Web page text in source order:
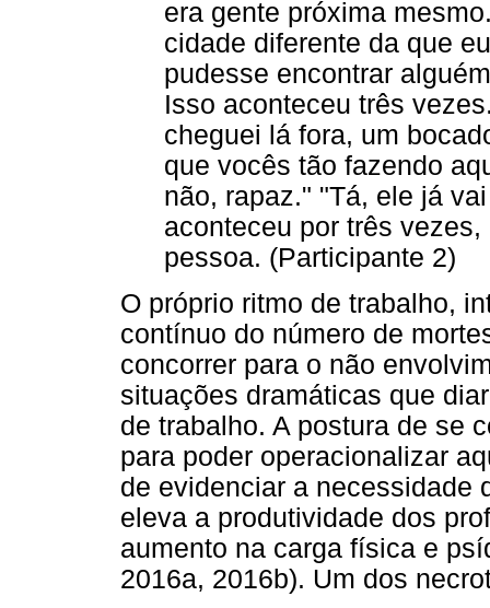
era gente próxima
cidade diferente da que
pudesse encontrar
Isso aconteceu três
cheguei lá fora, um
que vocês tão fazendo
não, rapaz." "Tá, ele já
aconteceu por três
pessoa. (Participante 2)
O próprio ritmo de trabalho,
contínuo do número de
concorrer para o não
situações dramáticas que
de trabalho. A postura de se
para poder operacionalizar
de evidenciar a necessidade
eleva a produtividade dos
aumento na carga física e
2016a, 2016b). Um dos